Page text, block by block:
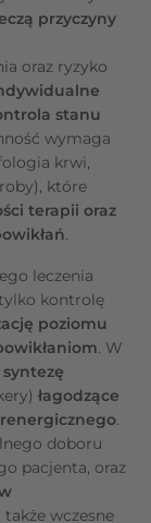
przyczyny
oraz ryzyko
stanu
wymaga
krwi,
które
terapii oraz
.
leczenia
kontrolę
poziomu
. W
łagodzące
.
doboru
pacjenta, oraz
wczesne